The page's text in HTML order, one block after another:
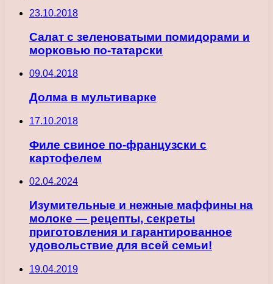
23.10.2018
Салат с зеленоватыми помидорами и
морковью по-татарски
09.04.2018
Долма в мультиварке
17.10.2018
Филе свиное по-французски с
картофелем
02.04.2024
Изумительные и нежные маффины на
молоке — рецепты, секреты
приготовления и гарантированное
удовольствие для всей семьи!
19.04.2019